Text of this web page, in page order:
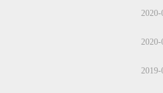
2020-
2020-
2019-